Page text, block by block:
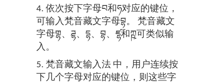
4. 依次按下字母བ和ཧ对应的键位，
可输入梵音藏文字母བྷ。 梵音藏文
字母གྷ、ཌྷ、དྷ、བྷ、ཛྷ和ཀྵ可类似输
入。
5. 梵音藏文输入法 中，用户连续按
下几个字母对应的键位，则这些字